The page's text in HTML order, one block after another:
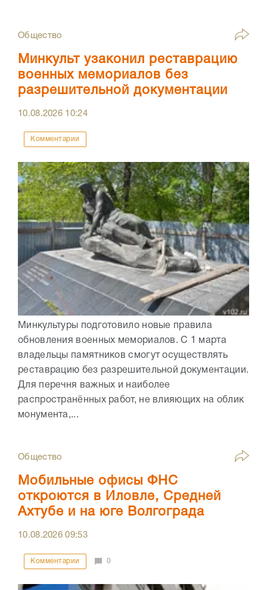
Общество
Минкульт узаконил реставрацию
военных мемориалов без
разрешительной документации
10.08.2026 10:24
Комментарии
Минкультуры подготовило новые правила
обновления военных мемориалов. С 1 марта
владельцы памятников смогут осуществлять
реставрацию без разрешительной документации.
Для перечня важных и наиболее
распространённых работ, не влияющих на облик
монумента,...
Общество
Мобильные офисы ФНС
откроются в Иловле, Средней
Ахтубе и на юге Волгограда
10.08.202609:53
Комментарии 0